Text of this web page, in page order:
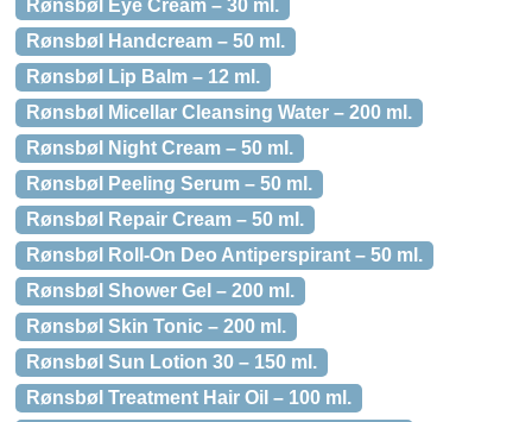
Rønsbøl Eye Cream – 30 ml.
Rønsbøl Handcream – 50 ml.
Rønsbøl Lip Balm – 12 ml.
Rønsbøl Micellar Cleansing Water – 200 ml.
Rønsbøl Night Cream – 50 ml.
Rønsbøl Peeling Serum – 50 ml.
Rønsbøl Repair Cream – 50 ml.
Rønsbøl Roll-On Deo Antiperspirant – 50 ml.
Rønsbøl Shower Gel – 200 ml.
Rønsbøl Skin Tonic – 200 ml.
Rønsbøl Sun Lotion 30 – 150 ml.
Rønsbøl Treatment Hair Oil – 100 ml.